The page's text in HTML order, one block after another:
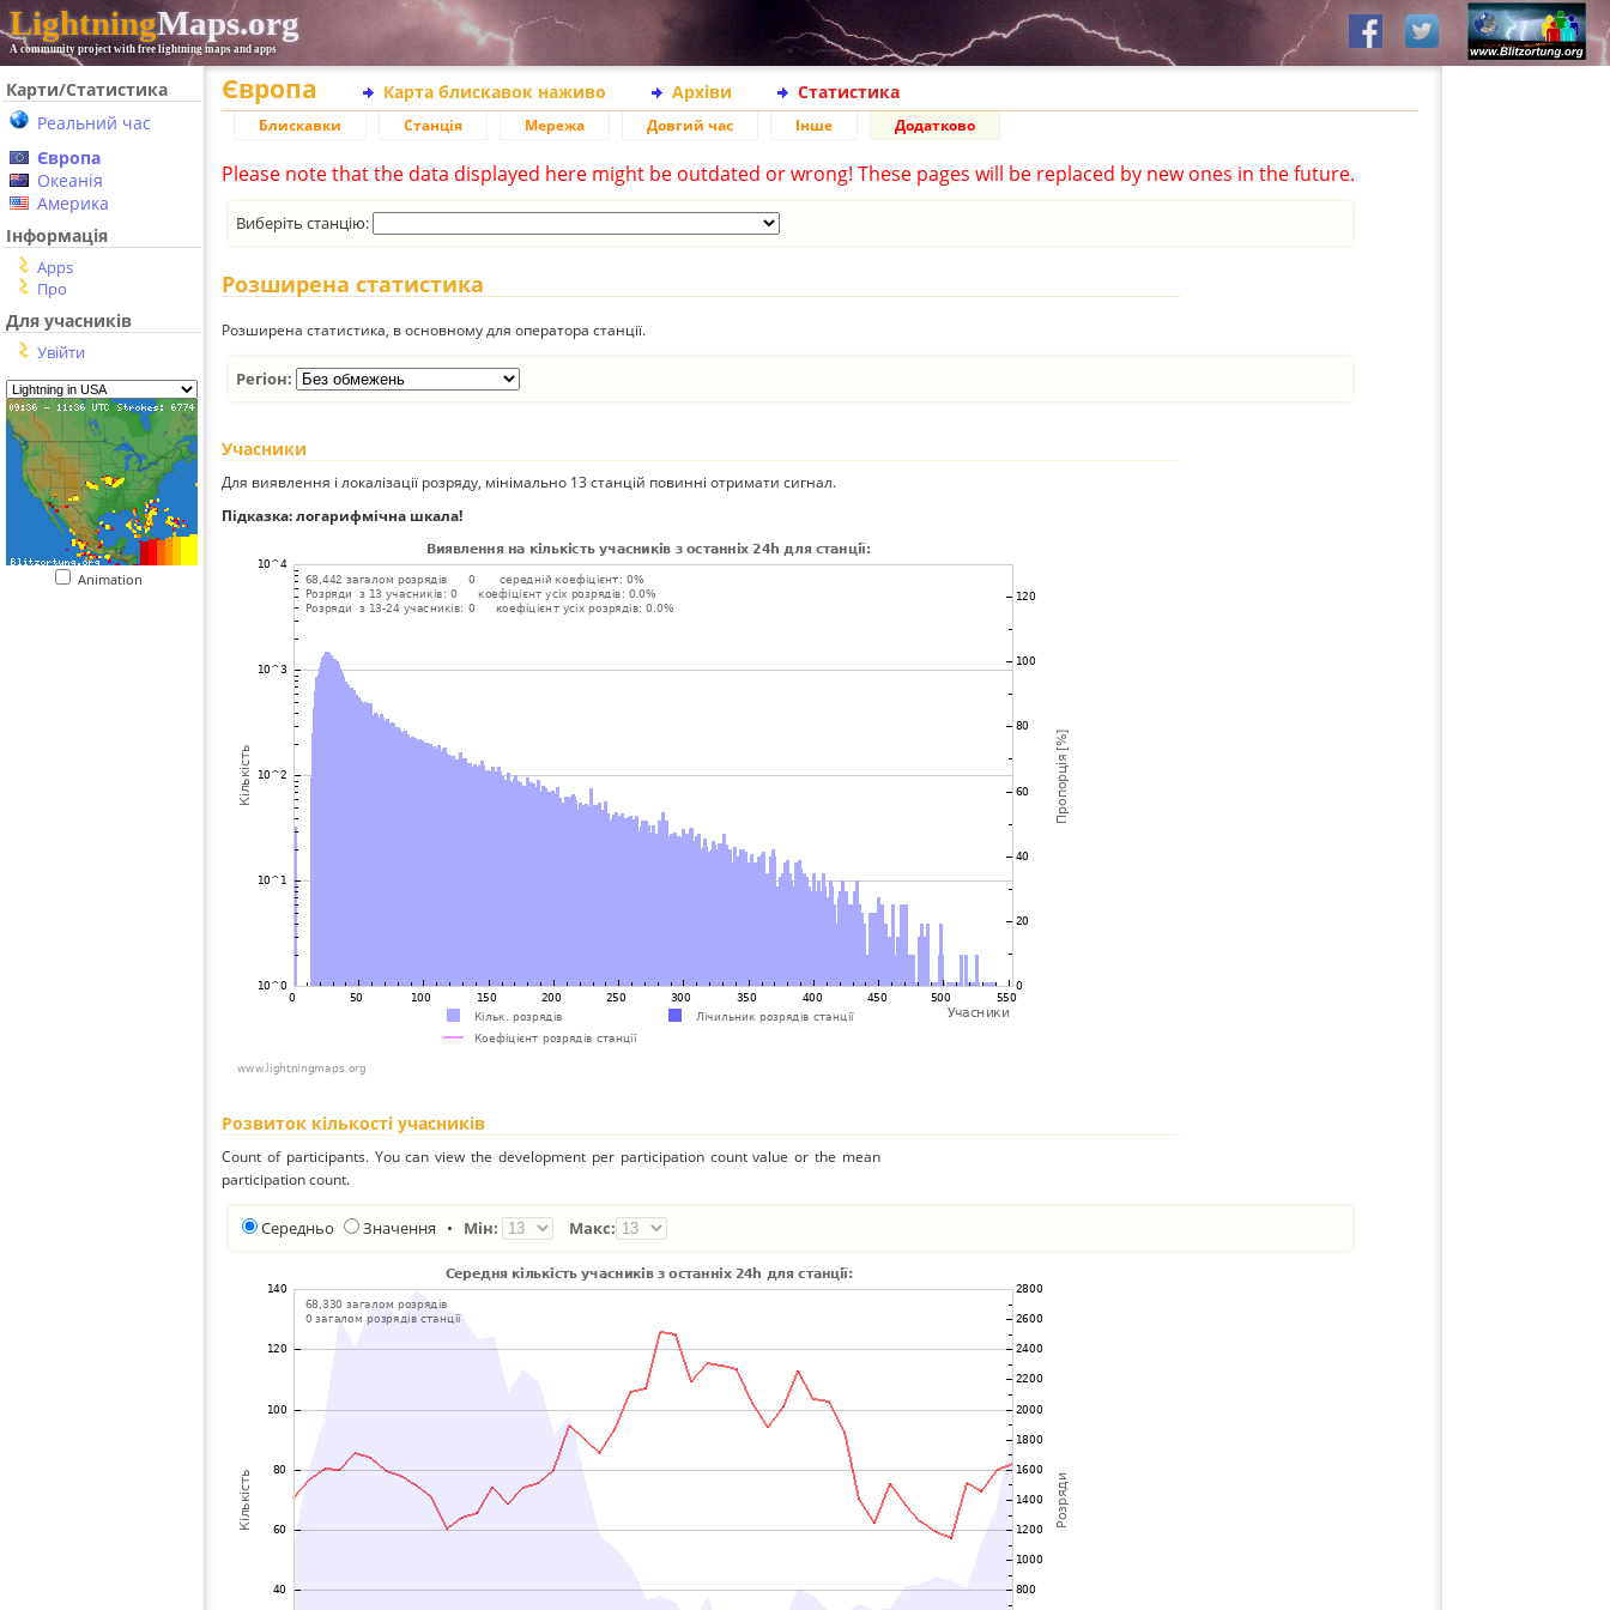
LightningMaps.org
A community project with free lightning maps and apps
Карти/Статистика
Реальний час
Європа
Океанія
Америка
Інформація
Apps
Про
Для учасників
Увійти
Animation
Європа Карта блискавок наживо Архіви Статистика
Блискавки Станція Мережа Довгий час Інше Додатково
Please note that the data displayed here might be outdated or wrong! These pages will be replaced by new ones in the future.
Виберіть станцію:
Розширена статистика
Розширена статистика, в основному для оператора станції.
Регіон:
Учасники
Для виявлення і локалізації розряду, мінімально 13 станцій повинні отримати сигнал.
Підказка: логарифмічна шкала!
Розвиток кількості учасників
Count of participants. You can view the development per participation count value or the mean
participation count.
Середньо Значення • Мін: Макс: